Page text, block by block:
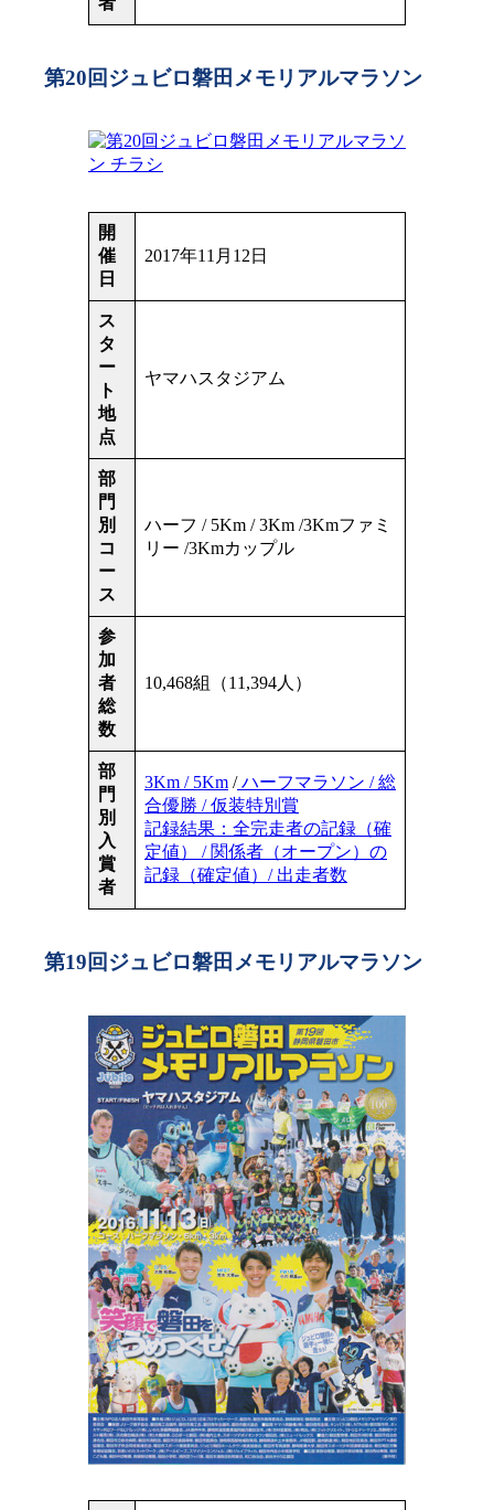
第20回ジュビロ磐田メモリアルマラソン
開
催
日
2017年11月12日
ス
タ
ー
ト
地
点
ヤマハスタジアム
部
門
別
コ
ー
ス
ハーフ / 5Km / 3Km /3Kmファミ
リー /3Kmカップル
参
加
者
総
数
10,468組（11,394人）
部
門
別
入
賞
者
3Km / 5Km /ハーフマラソン / 総
合優勝 / 仮装特別賞
記録結果：全完走者の記録（確
定値） / 関係者（オープン）の
記録（確定値）/ 出走者数
第19回ジュビロ磐田メモリアルマラソン